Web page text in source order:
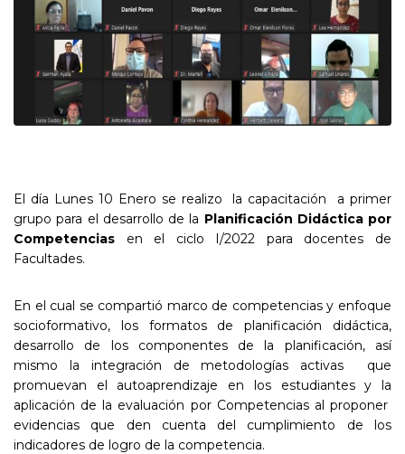
El día Lunes 10 Enero se realizo la capacitación a primer
grupo para el desarrollo de la Planificación Didáctica por
Competencias en el ciclo I/2022 para docentes de
Facultades.
En el cual se compartió marco de competencias y enfoque
socioformativo, los formatos de planificación didáctica,
desarrollo de los componentes de la planificación, así
mismo la integración de metodologías activas que
promuevan el autoaprendizaje en los estudiantes y la
aplicación de la evaluación por Competencias al proponer
evidencias que den cuenta del cumplimiento de los
indicadores de logro de la competencia.